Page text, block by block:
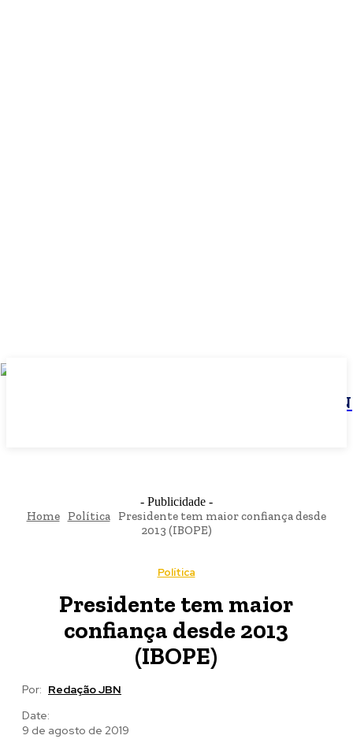
JBN
- Publicidade -
Home Política
Presidente tem maior confiança desde
2013 (IBOPE)
Política
Presidente tem maior
confiança desde 2013
(IBOPE)
Por: Redação JBN
Date:
9 de agosto de 2019